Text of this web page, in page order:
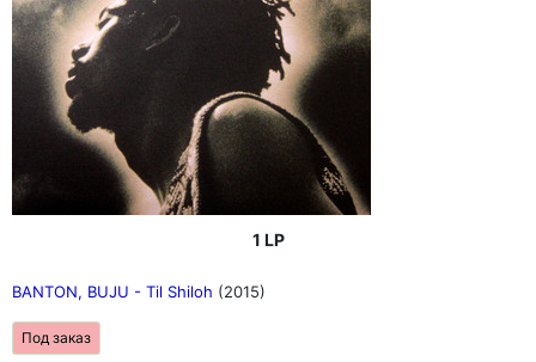
1 LP
BANTON, BUJU - Til Shiloh (2015)
Под заказ